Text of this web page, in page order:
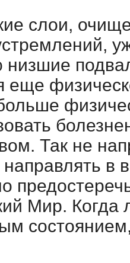
слои,
низшие
еще
Так не
направлять в
Мир.